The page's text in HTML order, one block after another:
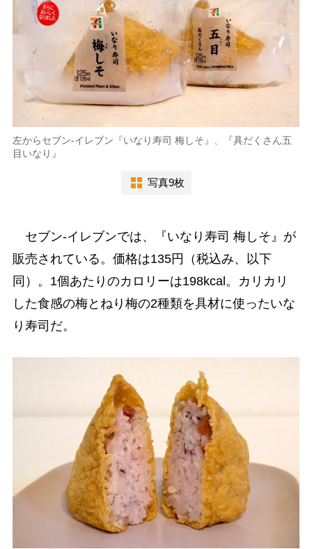
左からセブン-イレブン『いなり寿司 梅しそ』、『具だくさん五
目いなり』
写真9枚
セブン-イレブンでは、『いなり寿司 梅しそ』が
販売されている。価格は135円（税込み、以下
同）。1個あたりのカロリーは198kcal。カリカリ
した食感の梅とねり梅の2種類を具材に使ったいな
り寿司だ。